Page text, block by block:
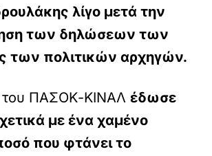
λίγο μετά την
των δηλώσεων των
των πολιτικών αρχηγών.
του ΠΑΣΟΚ-ΚΙΝΑΛέδωσε
με ένα χαμένο
που φτάνει το